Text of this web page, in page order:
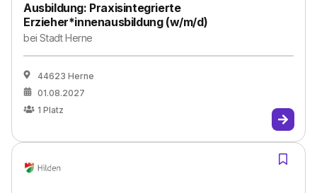
Ausbildung: Praxisintegrierte
Erzieher*innenausbildung (w/m/d)
beiStadt Herne
44623 Herne
01.08.2027
1 Platz